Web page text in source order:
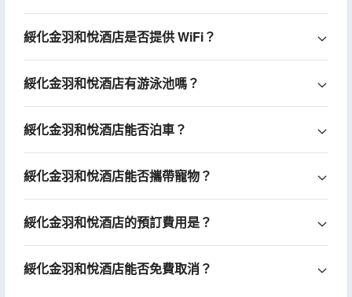
綏化金羽和悅酒店是否提供 WiFi？
綏化金羽和悅酒店有游泳池嗎？
綏化金羽和悅酒店能否泊車？
綏化金羽和悅酒店能否攜帶寵物？
綏化金羽和悅酒店的預訂費用是？
綏化金羽和悅酒店能否免費取消？